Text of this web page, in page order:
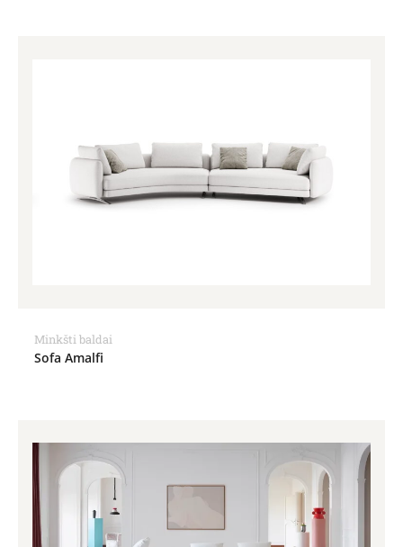
Minkšti baldai
Sofa Amalfi